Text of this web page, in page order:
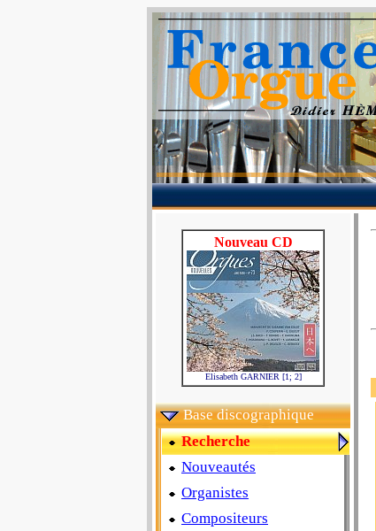
Nouveau CD
Elisabeth GARNIER [1; 2]
Base discographique
Recherche
Nouveautés
Organistes
Compositeurs